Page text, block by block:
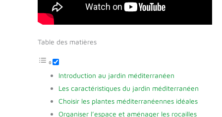
Table des matières
Introduction au jardin méditerranéen
Les caractéristiques du jardin méditerranéen
Choisir les plantes méditerranéennes idéales
Organiser l’espace et aménager les rocailles